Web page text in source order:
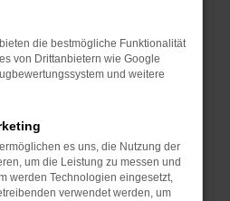
neu.
helfen, vorübergehende
dem neuesten Stand
birgt nicht nur ein
kann auch dazu
die bestmögliche Funktionalität
von Drittanbietern wie Google
und weitere
es uns, die Nutzung der
um die Leistung zu messen und
werden Technologien eingesetzt,
verwendet werden, um